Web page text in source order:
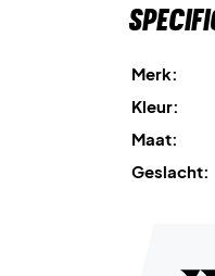
Merk:
Kleur:
Maat:
Geslacht: